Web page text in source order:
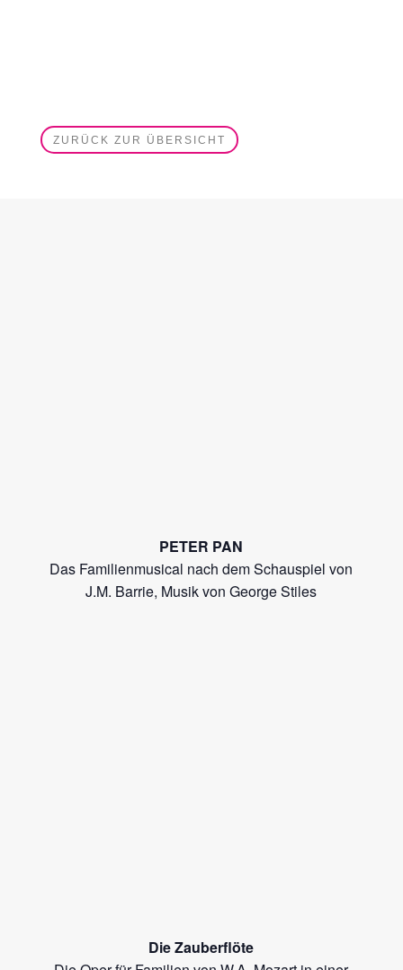
ZURÜCK ZUR ÜBERSICHT
PETER PAN
Das Familienmusical nach dem Schauspiel von
J.M. Barrie, Musik von George Stiles
Die Zauberflöte